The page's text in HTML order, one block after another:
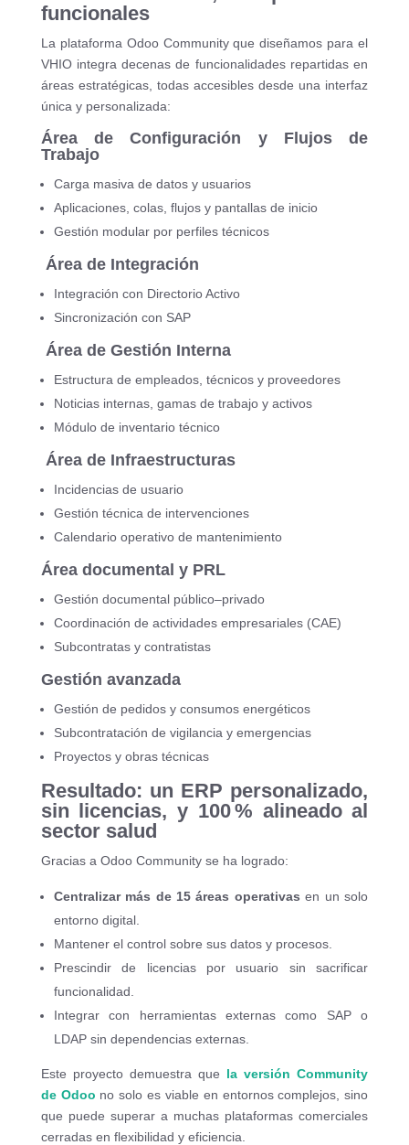
funcionales
La plataforma Odoo Community que diseñamos para el
VHIO integra decenas de funcionalidades repartidas en
áreas estratégicas, todas accesibles desde una interfaz
única y personalizada:
Área de Configuración y Flujos de
Trabajo
Carga masiva de datos y usuarios
Aplicaciones, colas, flujos y pantallas de inicio
Gestión modular por perfiles técnicos
Área de Integración
Integración con Directorio Activo
Sincronización con SAP
Área de Gestión Interna
Estructura de empleados, técnicos y proveedores
Noticias internas, gamas de trabajo y activos
Módulo de inventario técnico
Área de Infraestructuras
Incidencias de usuario
Gestión técnica de intervenciones
Calendario operativo de mantenimiento
Área documental y PRL
Gestión documental público–privado
Coordinación de actividades empresariales (CAE)
Subcontratas y contratistas
Gestión avanzada
Gestión de pedidos y consumos energéticos
Subcontratación de vigilancia y emergencias
Proyectos y obras técnicas
Resultado: un ERP personalizado,
sin licencias, y 100 % alineado al
sector salud
Gracias a Odoo Community se ha logrado:
Centralizar más de 15 áreas operativas en un solo
entorno digital.
Mantener el control sobre sus datos y procesos.
Prescindir de licencias por usuario sin sacrificar
funcionalidad.
Integrar con herramientas externas como SAP o
LDAP sin dependencias externas.
Este proyecto demuestra que la versión Community
de Odoo no solo es viable en entornos complejos, sino
que puede superar a muchas plataformas comerciales
cerradas en flexibilidad y eficiencia.